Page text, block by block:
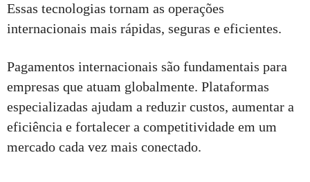
Essas tecnologias tornam as operações
internacionais mais rápidas, seguras e eficientes.
Pagamentos internacionais são fundamentais para
empresas que atuam globalmente. Plataformas
especializadas ajudam a reduzir custos, aumentar a
eficiência e fortalecer a competitividade em um
mercado cada vez mais conectado.